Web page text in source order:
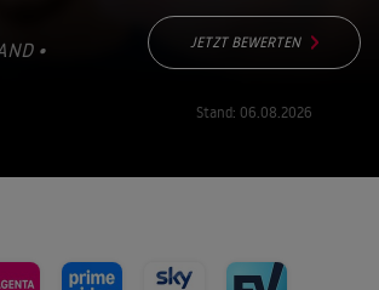
• JETZT BEWERTEN
Stand: 06.08.2026